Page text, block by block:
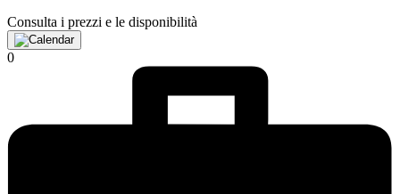
Consulta i prezzi e le disponibilità
0